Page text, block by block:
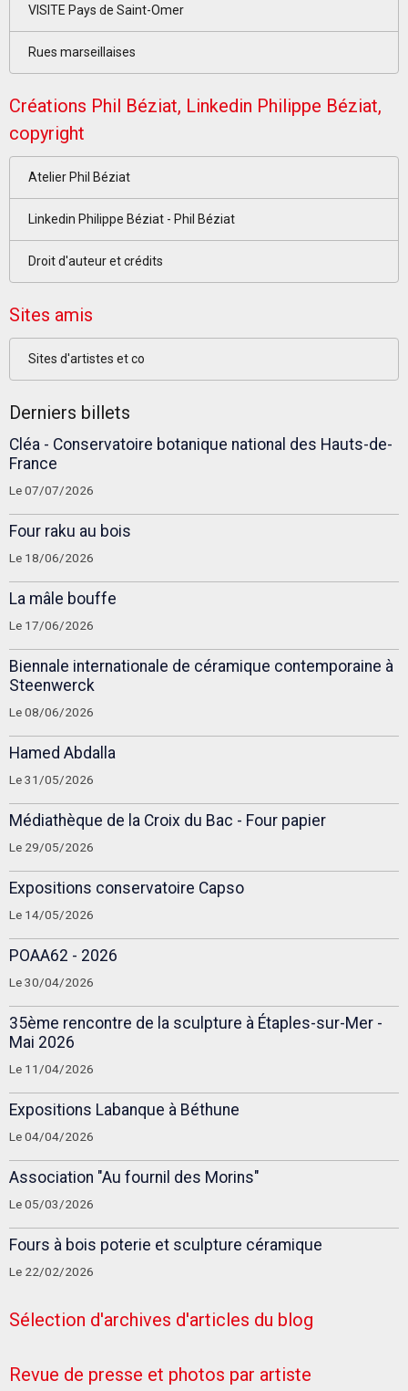
VISITE Pays de Saint-Omer
Rues marseillaises
Créations Phil Béziat, Linkedin Philippe Béziat,
copyright
Atelier Phil Béziat
Linkedin Philippe Béziat - Phil Béziat
Droit d'auteur et crédits
Sites amis
Sites d'artistes et co
Derniers billets
Cléa - Conservatoire botanique national des Hauts-de-
France
Le 07/07/2026
Four raku au bois
Le 18/06/2026
La mâle bouffe
Le 17/06/2026
Biennale internationale de céramique contemporaine à
Steenwerck
Le 08/06/2026
Hamed Abdalla
Le 31/05/2026
Médiathèque de la Croix du Bac - Four papier
Le 29/05/2026
Expositions conservatoire Capso
Le 14/05/2026
POAA62 - 2026
Le 30/04/2026
35ème rencontre de la sculpture à Étaples-sur-Mer -
Mai 2026
Le 11/04/2026
Expositions Labanque à Béthune
Le 04/04/2026
Association "Au fournil des Morins"
Le 05/03/2026
Fours à bois poterie et sculpture céramique
Le 22/02/2026
Sélection d'archives d'articles du blog
Revue de presse et photos par artiste